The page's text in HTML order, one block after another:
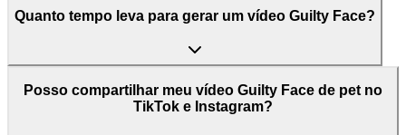
Quanto tempo leva para gerar um vídeo Guilty Face?
Posso compartilhar meu vídeo Guilty Face de pet no
TikTok e Instagram?